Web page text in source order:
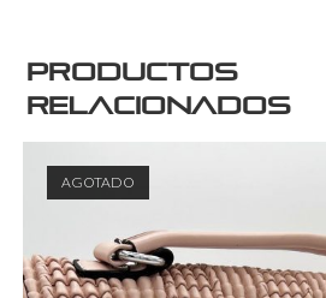
Productos
relacionados
AGOTADO